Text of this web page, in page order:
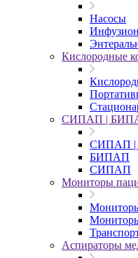
Насосы
Кислородные
СИПАП |
СИПАП
БИПАП
СИПАП
Мониторы
Аспираторы